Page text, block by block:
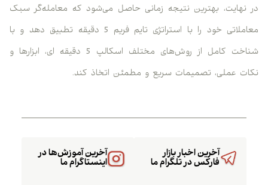
در نهایت، بهترین نتیجه زمانی حاصل می‌شود که معامله‌گر سبک
معاملاتی خود را با استراتژی تایم فریم 5 دقیقه تطبیق دهد و با
شناخت کامل از روش‌های مختلف اسکالپ 5 دقیقه ای، ابزارها و
نکات عملی، تصمیمات سریع و مطمئن اتخاذ کند.
آخرین آموزش‌ها در
اینستاگرام ما
آخرین اخبار بازار
فارکس در تلگرام ما